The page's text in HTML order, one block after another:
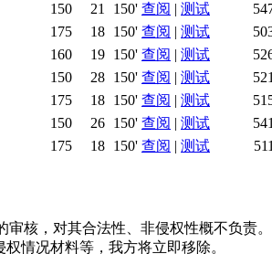
150 21 150' 查阅 | 测试
175 18 150' 查阅 | 测试
160 19 150' 查阅 | 测试
150 28 150' 查阅 | 测试
175 18 150' 查阅 | 测试
150 26 150' 查阅 | 测试
175 18 150' 查阅 | 测试
核，对其合法性、非侵权性概不负责。
情况材料等，我方将立即移除。